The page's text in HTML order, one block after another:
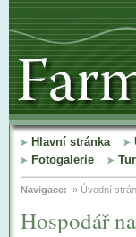
Hlavní stránka
Fotogalerie
Navigace: » Úvodní
Hospodář